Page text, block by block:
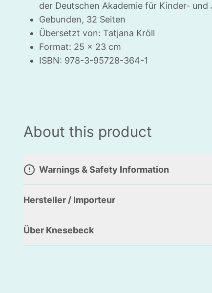
der Deutschen Akademie für Kinder-
Gebunden, 32 Seiten
Übersetzt von: Tatjana Kröll
Format: 25 x 23 cm
ISBN: 978-3-95728-364-1
About this product
Warnings & Safety Information
Hersteller / Importeur
Über Knesebeck